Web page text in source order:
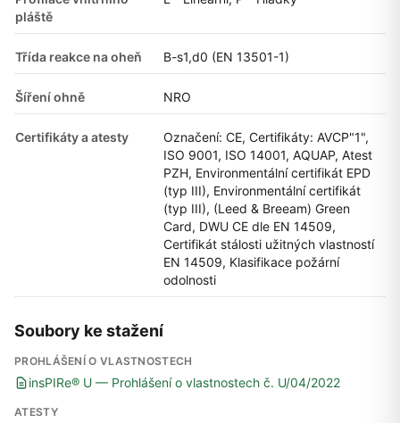
pláště
Třída reakce na oheň B-s1,d0 (EN 13501-1)
Šíření ohně NRO
Certifikáty a atesty
Označení: CE, Certifikáty: AVCP"1",
ISO 9001, ISO 14001, AQUAP, Atest
PZH, Environmentální certifikát EPD
(typ III), Environmentální certifikát
(typ III), (Leed & Breeam) Green
Card, DWU CE dle EN 14509,
Certifikát stálosti užitných vlastností
EN 14509, Klasifikace požární
odolnosti
Soubory ke stažení
PROHLÁŠENÍ O VLASTNOSTECH
insPIRe® U — Prohlášení o vlastnostech č. U/04/2022
ATESTY